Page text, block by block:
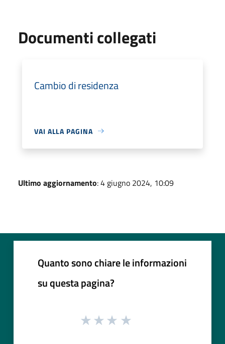
Documenti collegati
Cambio di residenza
VAI ALLA PAGINA
Ultimo aggiornamento: 4 giugno 2024, 10:09
Quanto sono chiare le informazioni
su questa pagina?